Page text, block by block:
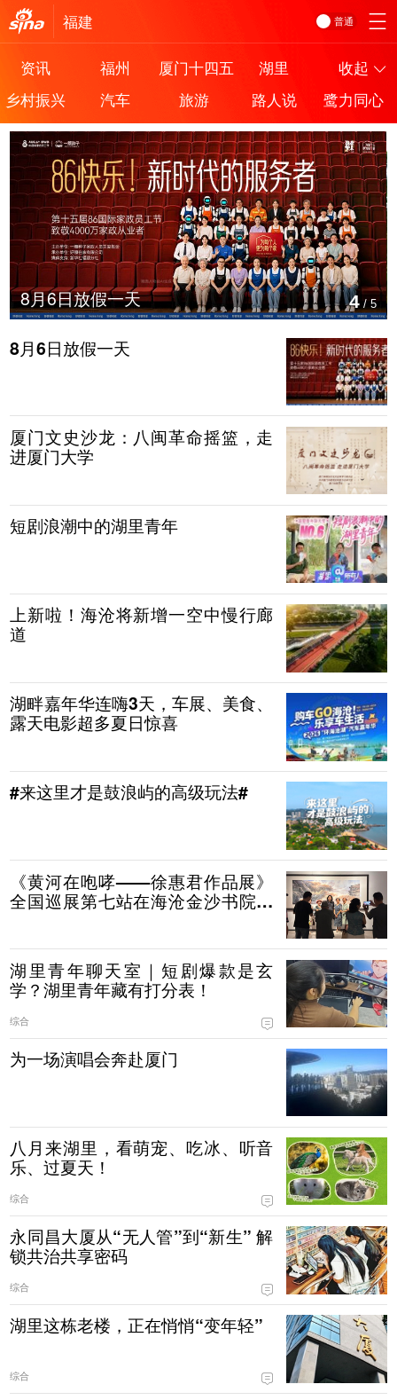
普通
福建
资讯 福州 厦门十四五 湖里
收起
乡村振兴
汽车 旅游 路人说 鹭力同心
8月6日放假一天 4 /5
8月6日放假一天
厦门文史沙龙：八闽革命摇篮，走
进厦门大学
短剧浪潮中的湖里青年
上新啦！海沧将新增一空中慢行廊
道
湖畔嘉年华连嗨3天，车展、美食、
露天电影超多夏日惊喜
#来这里才是鼓浪屿的高级玩法#
《黄河在咆哮——徐惠君作品展》
全国巡展第七站在海沧金沙书院正
湖里青年聊天室｜短剧爆款是玄
学？湖里青年藏有打分表！
综合
为一场演唱会奔赴厦门
八月来湖里，看萌宠、吃冰、听音
乐、过夏天！
综合
永同昌大厦从“无人管”到“新生” 解
锁共治共享密码
综合
湖里这栋老楼，正在悄悄“变年轻”
综合